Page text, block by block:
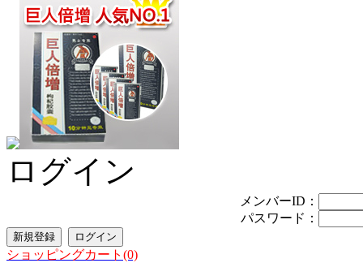
ログイン
メンバーID：
パスワード：
ショッピングカート(0)